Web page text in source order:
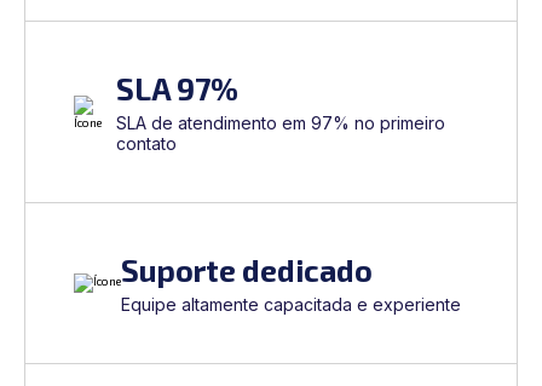
SLA 97%
SLA de atendimento em 97% no primeiro
contato
Suporte dedicado
Equipe altamente capacitada e experiente